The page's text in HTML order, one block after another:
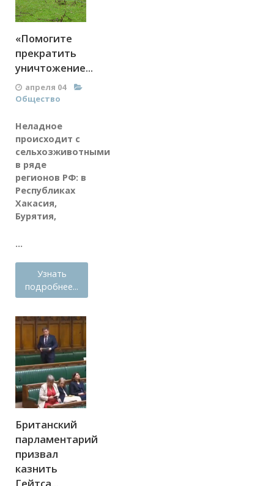
«Помогите
прекратить
уничтожение...
апреля 04
Общество
Неладное
происходит с
сельхозживотными
в ряде
регионов РФ: в
Республиках
Хакасия,
Бурятия,
...
Узнать
подробнее...
Британский
парламентарий
призвал
казнить
Гейтса...